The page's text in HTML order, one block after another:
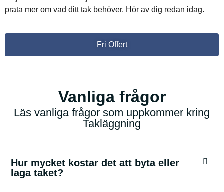
prata mer om vad ditt tak behöver. Hör av dig redan idag.
Fri Offert
Vanliga frågor
Läs vanliga frågor som uppkommer kring
Takläggning
Hur mycket kostar det att byta eller
laga taket?